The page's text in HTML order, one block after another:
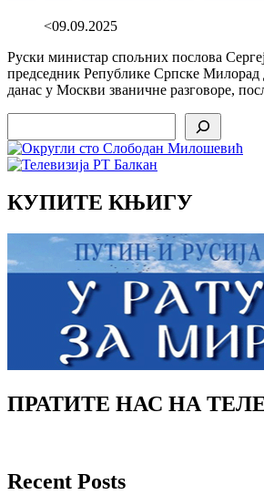
<09.09.2025
Руски министар спољних послова
председник Републике Српске
данас у Москви званичне разговоре,
КУПИТЕ КЊИГУ
ПРАТИТЕ НАС НА
Recent Posts